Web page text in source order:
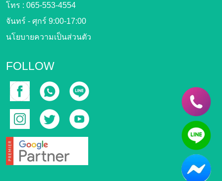
โทร : 065-553-4554
จันทร์ - ศุกร์ 9:00-17:00
นโยบายความเป็นส่วนตัว
FOLLOW